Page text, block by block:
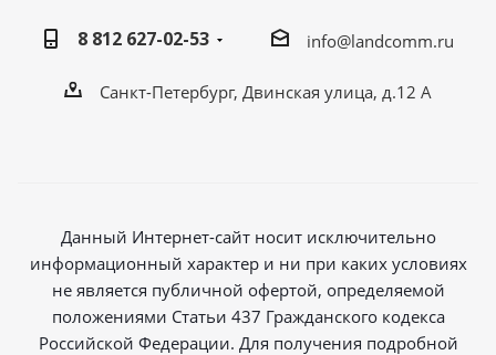
8 812 627-02-53
info@landcomm.ru
Санкт-Петербург, Двинская улица, д.12 А
Данный Интернет-сайт носит исключительно
информационный характер и ни при каких условиях
не является публичной офертой, определяемой
положениями Статьи 437 Гражданского кодекса
Российской Федерации. Для получения подробной